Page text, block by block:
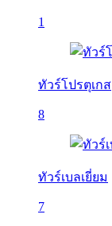
1
ทัวร์โปรตุเกส
8
ทัวร์เบลเยี่ยม
7